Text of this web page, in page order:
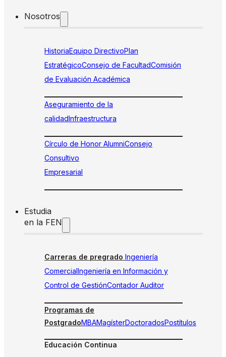
Nosotros
HistoriaEquipo DirectivoPlan
EstratégicoConsejo de FacultadComisión
de Evaluación Académica
Aseguramiento de la
calidadInfraestructura
Círculo de Honor AlumniConsejo
Consultivo
Empresarial
Estudia
en la FEN
Carreras de pregrado Ingeniería
ComercialIngeniería en Información y
Control de GestiónContador Auditor
Programas de
PostgradoMBAMagísterDoctoradosPostítulos
Educación Continua